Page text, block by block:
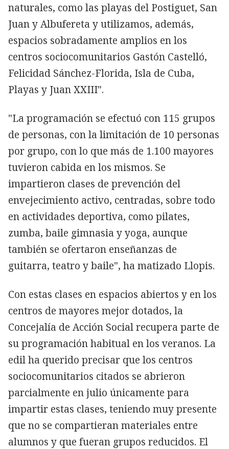
naturales, como las playas del Postiguet, San
Juan y Albufereta y utilizamos, además,
espacios sobradamente amplios en los
centros sociocomunitarios Gastón Castelló,
Felicidad Sánchez-Florida, Isla de Cuba,
Playas y Juan XXIII".
"La programación se efectuó con 115 grupos
de personas, con la limitación de 10 personas
por grupo, con lo que más de 1.100 mayores
tuvieron cabida en los mismos. Se
impartieron clases de prevención del
envejecimiento activo, centradas, sobre todo
en actividades deportiva, como pilates,
zumba, baile gimnasia y yoga, aunque
también se ofertaron enseñanzas de
guitarra, teatro y baile", ha matizado Llopis.
Con estas clases en espacios abiertos y en los
centros de mayores mejor dotados, la
Concejalía de Acción Social recupera parte de
su programación habitual en los veranos. La
edil ha querido precisar que los centros
sociocomunitarios citados se abrieron
parcialmente en julio únicamente para
impartir estas clases, teniendo muy presente
que no se compartieran materiales entre
alumnos y que fueran grupos reducidos. El